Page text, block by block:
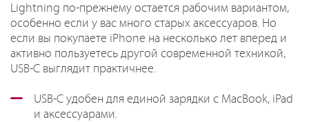
Lightning по-прежнему остается рабочим вариантом,
особенно если у вас много старых аксессуаров. Но
если вы покупаете iPhone на несколько лет вперед и
активно пользуетесь другой современной техникой,
USB-C выглядит практичнее.
USB-C удобен для единой зарядки с MacBook, iPad
и аксессуарами.